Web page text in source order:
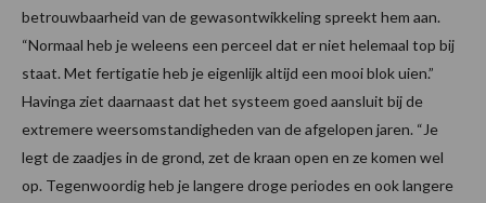
betrouwbaarheid van de gewasontwikkeling spreekt hem aan.
“Normaal heb je weleens een perceel dat er niet helemaal top bij
staat. Met fertigatie heb je eigenlijk altijd een mooi blok uien.”
Havinga ziet daarnaast dat het systeem goed aansluit bij de
extremere weersomstandigheden van de afgelopen jaren. “Je
legt de zaadjes in de grond, zet de kraan open en ze komen wel
op. Tegenwoordig heb je langere droge periodes en ook langere